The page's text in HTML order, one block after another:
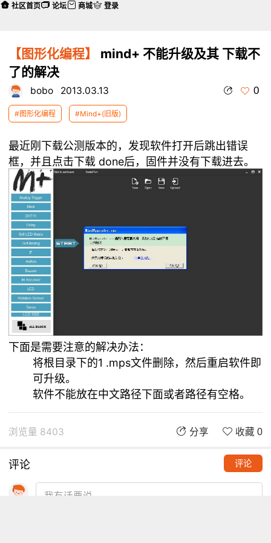
【图形化编程】
mind+ 不能升级及其 下载不
了的解决
bobo 2013.03.13 0
#图形化编程 #Mind+(旧版)
最近刚下载公测版本的，发现软件打开后跳出错误
框，并且点击下载 done后，固件并没有下载进去。
下面是需要注意的解决办法：
将根目录下的1 .mps文件删除，然后重启软件即
可升级。
软件不能放在中文路径下面或者路径有空格。
浏览量 8403 分享 收藏 0
评论 评论
社区首页 论坛 商城 登录